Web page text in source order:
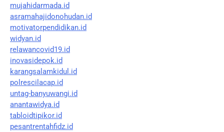
mujahidarmada.id
asramahajidonohudan.id
motivatorpendidikan.id
widyan.id
relawancovid19.id
inovasidepok.id
karangsalamkidul.id
polrescilacap.id
untag-banyuwangi.id
anantawidya.id
tabloidtipikor.id
pesantrentahfidz.id